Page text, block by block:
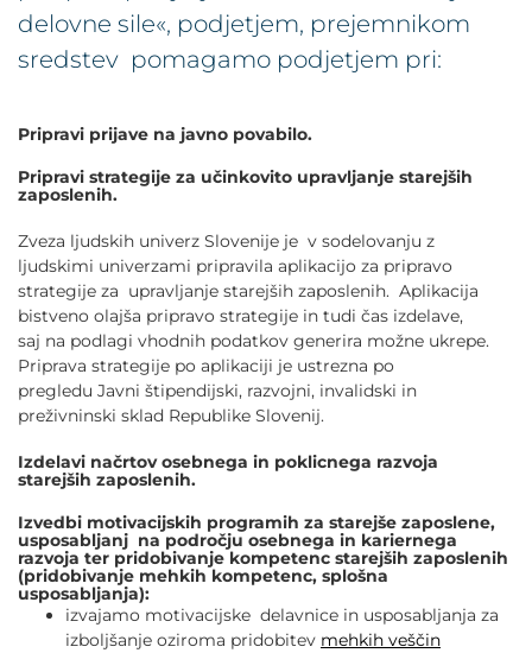
ZEMLJEVID STRANI
IZJAVA O DOSTOPNOSTI
delovne sile«, podjetjem, prejemnikom
sredstev pomagamo podjetjem pri:
Pripravi prijave na javno povabilo.
Pripravi strategije za učinkovito upravljanje starejših
zaposlenih.
Zveza ljudskih univerz Slovenije je v sodelovanju z
ljudskimi univerzami pripravila aplikacijo za pripravo
strategije za upravljanje starejših zaposlenih. Aplikacija
bistveno olajša pripravo strategije in tudi čas izdelave,
saj na podlagi vhodnih podatkov generira možne ukrepe.
Priprava strategije po aplikaciji je ustrezna po
pregledu Javni štipendijski, razvojni, invalidski in
preživninski sklad Republike Slovenij.
Izdelavi načrtov osebnega in poklicnega razvoja
starejših zaposlenih.
Izvedbi motivacijskih programih za starejše zaposlene,
usposabljanj na področju osebnega in kariernega
razvoja ter pridobivanje kompetenc starejših zaposlenih
(pridobivanje mehkih kompetenc, splošna
usposabljanja):
izvajamo motivacijske delavnice in usposabljanja za
izboljšanje oziroma pridobitev mehkih veščin